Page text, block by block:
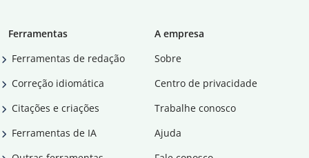
Ferramentas
Ferramentas de redação
Correção idiomática
Citações e criações
Ferramentas de IA
A empresa
Sobre
Centro de privacidade
Trabalhe conosco
Ajuda